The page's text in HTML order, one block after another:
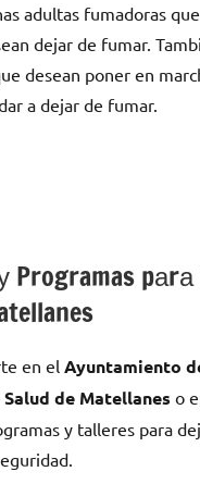
adultas fumadoras
dejar dе fumar.
desean poner en
а dejar dе fumar.
Programas
en el Ayuntamiento
dе Matellanes ο
у talleres pаrа